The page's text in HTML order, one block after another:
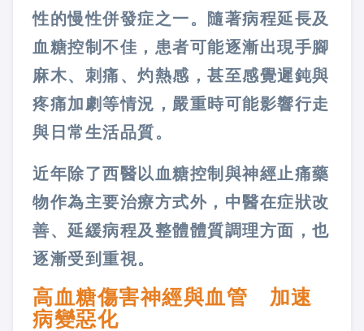
性的慢性併發症之一。隨著病程延長及
血糖控制不佳，患者可能逐漸出現手腳
麻木、刺痛、灼熱感，甚至感覺遲鈍與
疼痛加劇等情況，嚴重時可能影響行走
與日常生活品質。
近年除了西醫以血糖控制與神經止痛藥
物作為主要治療方式外，中醫在症狀改
善、延緩病程及整體體質調理方面，也
逐漸受到重視。
高血糖傷害神經與血管 加速
病變惡化